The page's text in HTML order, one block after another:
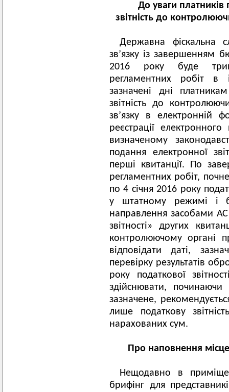
До уваги платників
звітність до
Державна фіскальна
зв’язку із завершенням
2016 року буде
регламентних робіт в
зазначені дні
звітність до
зв’язку в
реєстрації
визначеному
подання електронної
перші квитанції. По
регламентних робіт,
по 4 січня 2016 року
у штатному режимі і
направлення засобами
звітності» других
контролюючому органі
відповідати даті,
перевірку результатів
року податкової
здійснювати,
зазначене,
лише податкову
нарахованих сум.
Про наповнення
Нещодавно в
брифінг для